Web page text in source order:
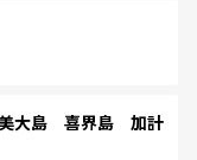
大島 喜界島 加計